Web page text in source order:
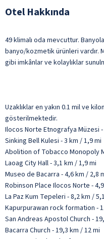
Otel Hakkında
49 klimalı oda mevcuttur.
banyo/kozmetik ürünleri vardır.
gibi imkânlar ve kolaylıklar
Uzaklıklar en yakın 0.1 mil ve
gösterilmektedir.
Ilocos Norte Etnografya Müzesi
Sinking Bell Kulesi - 3 km / 1,9 mi
Abolition of Tobacco Monopoly
Laoag City Hall - 3,1 km / 1,9 mi
Museo de Bacarra - 4,6 km / 2,8
Robinson Place Ilocos Norte -
La Paz Kum Tepeleri - 8,2 km /
Kapurpurawan rock formation -
San Andreas Apostol Church -
Bacarra Church - 19,3 km / 12 mi